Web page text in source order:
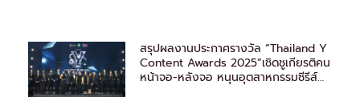
สรุปผลงานประกาศรางวัล “Thailand Y
Content Awards 2025”เชิดชูเกียรติคน
หน้าจอ-หลังจอ หนุนอุตสาหกรรมซีรีส์